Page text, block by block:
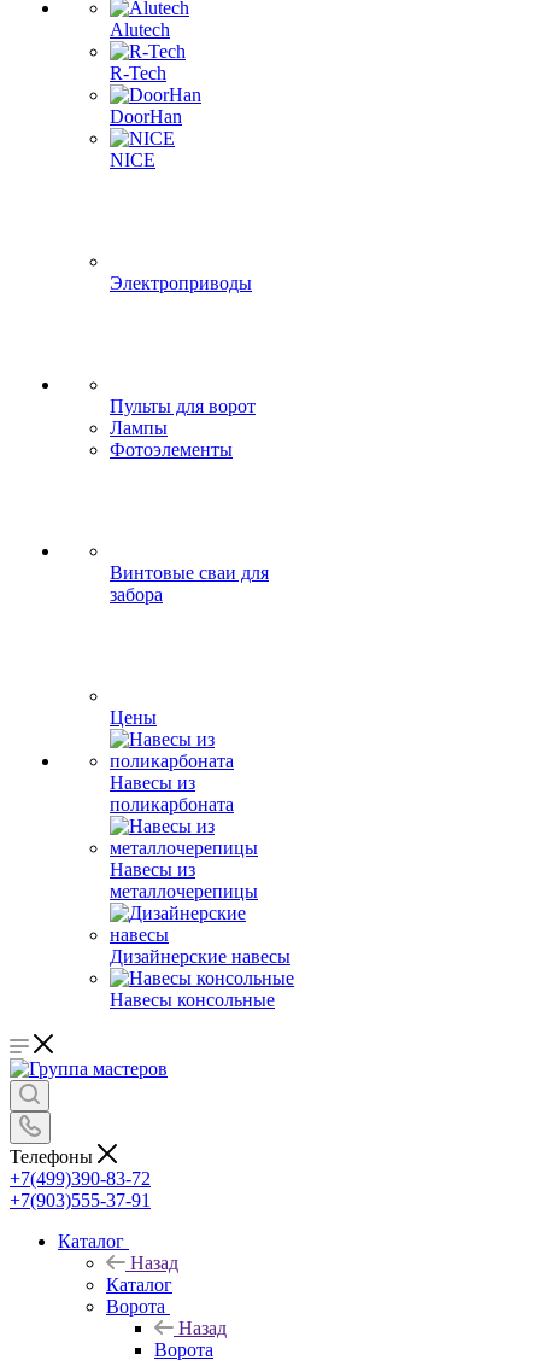
Alutech
R-Tech
DoorHan
NICE
Электроприводы
Пульты для ворот
Лампы
Фотоэлементы
Винтовые сваи для
забора
Цены
Навесы из
поликарбоната
Навесы из
металлочерепицы
Дизайнерские навесы
Навесы консольные
Телефоны
+7(499)390-83-72
+7(903)555-37-91
Каталог
Назад
Каталог
Ворота
Назад
Ворота